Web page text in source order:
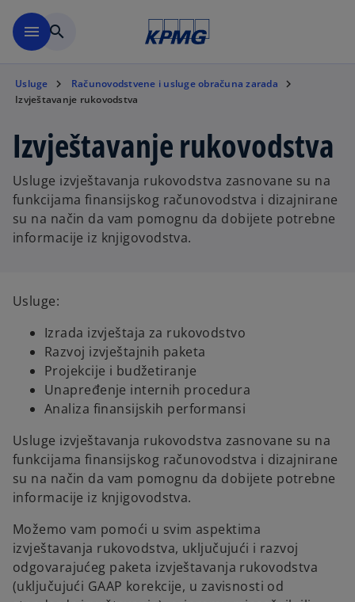
menu search
Usluge
Računovodstvene i usluge obračuna zarada
Izvještavanje rukovodstva
Izvještavanje rukovodstva
Usluge izvještavanja rukovodstva zasnovane su na
funkcijama finansijskog računovodstva i dizajnirane
su na način da vam pomognu da dobijete potrebne
informacije iz knjigovodstva.
Usluge:
Izrada izvještaja za rukovodstvo
Razvoj izvještajnih paketa
Projekcije i budžetiranje
Unapređenje internih procedura
Analiza finansijskih performansi
Usluge izvještavanja rukovodstva zasnovane su na
funkcijama finansijskog računovodstva i dizajnirane
su na način da vam pomognu da dobijete potrebne
informacije iz knjigovodstva.
Možemo vam pomoći u svim aspektima
izvještavanja rukovodstva, uključujući i razvoj
odgovarajućeg paketa izvještavanja rukovodstva
(uključujući GAAP korekcije, u zavisnosti od